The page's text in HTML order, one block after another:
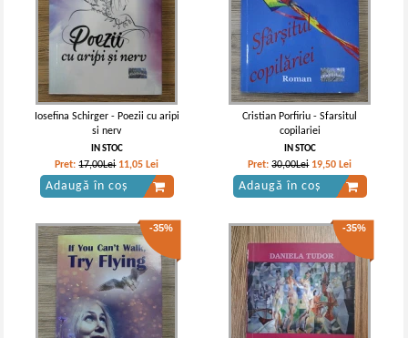
Iosefina Schirger - Poezii cu aripi
si nerv
IN STOC
Pret:17,00Lei 11,05 Lei
Adaugă în coș
Cristian Porfiriu - Sfarsitul
copilariei
IN STOC
Pret:30,00Lei 19,50 Lei
Adaugă în coș
-35% -35%